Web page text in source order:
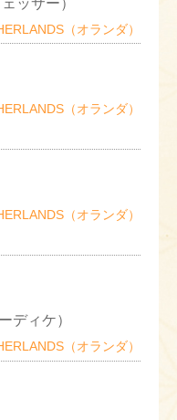
（オランダ）
（オランダ）
（オランダ）
ディケ）
（オランダ）